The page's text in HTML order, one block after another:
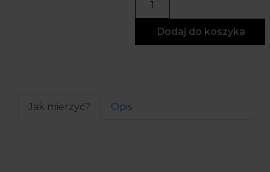
Dodaj do koszyka
Jak mierzyć? Opis